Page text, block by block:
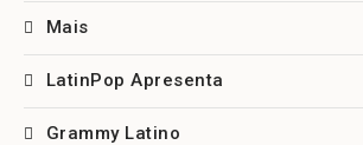
Mais
LatinPop Apresenta
Grammy Latino